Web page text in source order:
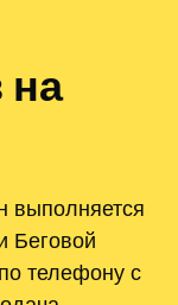
на
выполняется
Беговой
телефону с